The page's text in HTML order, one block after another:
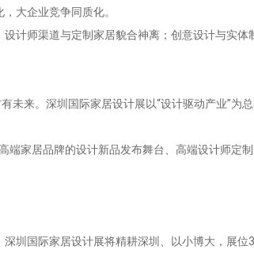
大企业竞争同质化。
计师渠道与定制家居貌合神离；创意设计与实体
未来。深圳国际家居设计展以“设计驱动产业”为
端家居品牌的设计新品发布舞台、高端设计师定
圳国际家居设计展将精耕深圳、以小博大，展